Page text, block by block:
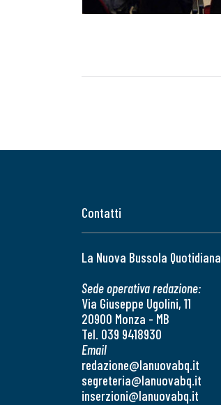
Contatti
La Nuova Bussola Quotidiana
Sede operativa redazione:
Via Giuseppe Ugolini, 11
20900 Monza - MB
Tel. 039 9418930
Email
redazione@lanuovabq.it
segreteria@lanuovabq.it
inserzioni@lanuovabq.it